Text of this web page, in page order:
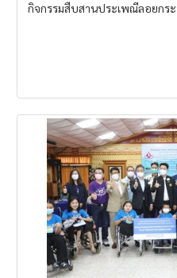
กิจกรรมสืบสานประเพณีลอยก